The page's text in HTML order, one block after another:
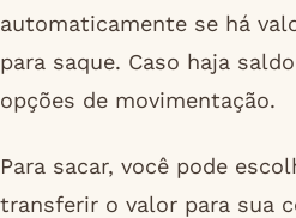
automaticamente se há
para saque. Caso haja
opções de movimentação.
Para sacar, você pode
transferir o valor para sua